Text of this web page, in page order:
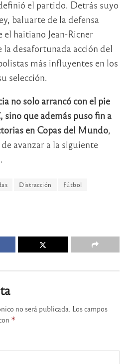
el partido. Detrás suyo
baluarte de la defensa
el haitiano Jean-Ricner
la desafortunada acción del
más influyentes en los
selección.
no solo arrancó con el pie
sino que además puso fin a
en Copas del Mundo,
avanzar a la siguiente
Distracción
Fútbol
no será publicada. Los campos
*